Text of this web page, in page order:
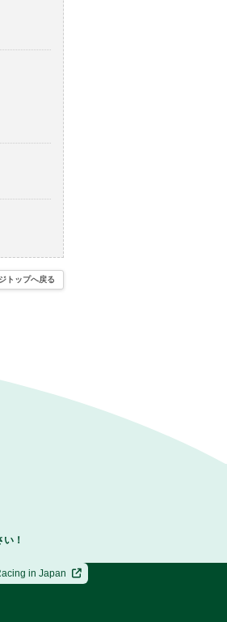
トップへ戻る
！
in Japan